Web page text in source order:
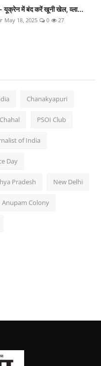
यूक्रेन में बंद करें खूनी खेल, व्ला...
May 18, 2025 0 27
Chanakyapuri
PSOI Club
of India
Day
Pradesh New Delhi
Anupam Colony